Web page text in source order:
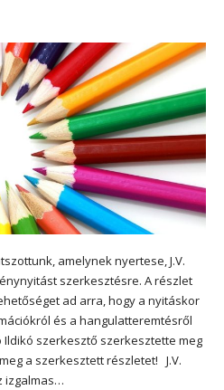
amelynek nyertese, J.V.
szerkesztésre. A részlet
ad arra, hogy a nyitáskor
és a hangulatteremtésről
szerkesztő szerkesztette meg
a szerkesztett részletet! J.V.
izgalmas…